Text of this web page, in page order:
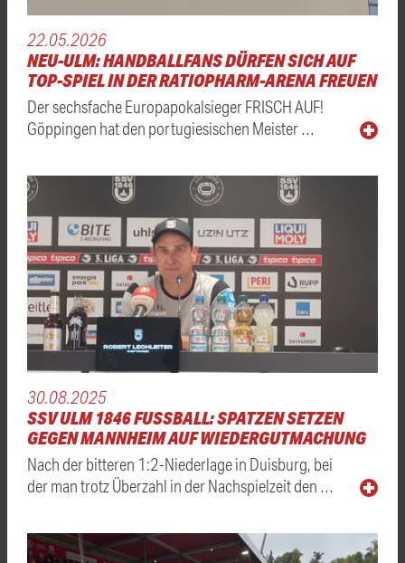
22.05.2026
NEU-ULM: HANDBALLFANS DÜRFEN SICH AUF
TOP-SPIEL IN DER RATIOPHARM-ARENA FREUEN
Der sechsfache Europapokalsieger FRISCH AUF!
Göppingen hat den portugiesischen Meister …
30.08.2025
SSV ULM 1846 FUSSBALL: SPATZEN SETZEN G
EGEN MANNHEIM AUF WIEDERGUTMACHUNG
Nach der bitteren 1:2-Niederlage in Duisburg, bei
der man trotz Überzahl in der Nachspielzeit den …